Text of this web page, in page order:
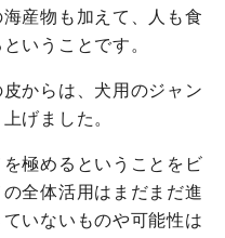
産物も加えて、人も食
いうことです。
からは、犬用のジャン
げました。
極めるということをビ
全体活用はまだまだ進
いないものや可能性は